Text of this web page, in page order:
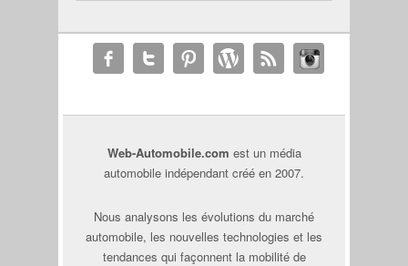
Web-Automobile.com est un média
automobile indépendant créé en 2007.
Nous analysons les évolutions du marché
automobile, les nouvelles technologies et les
tendances qui façonnent la mobilité de